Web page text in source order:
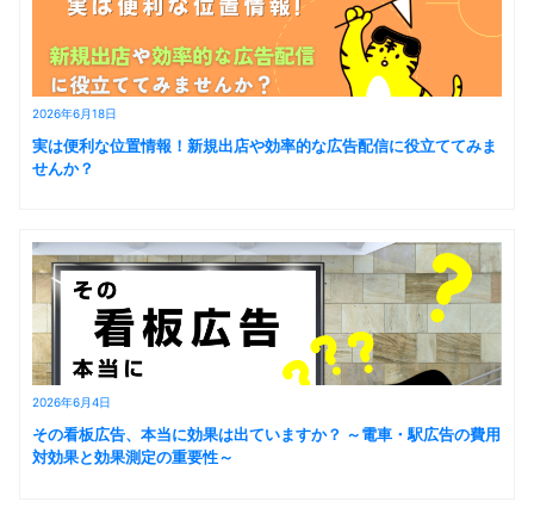
2026年6月18日
実は便利な位置情報！新規出店や効率的な広告配信に役立ててみま
せんか？
2026年6月4日
その看板広告、本当に効果は出ていますか？ ～電車・駅広告の費用
対効果と効果測定の重要性～